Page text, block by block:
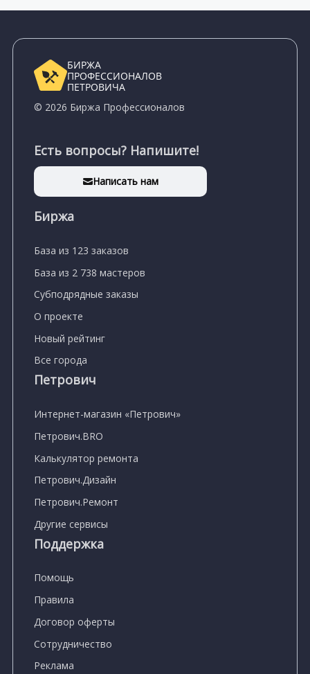
БИРЖА
ПРОФЕССИОНАЛОВ
ПЕТРОВИЧА
© 2026 Биржа Профессионалов
Есть вопросы? Напишите!
Написать нам
Биржа
База из 123 заказов
База из 2 738 мастеров
Субподрядные заказы
О проекте
Новый рейтинг
Все города
Петрович
Интернет-магазин «Петрович»
Петрович.BRO
Калькулятор ремонта
Петрович.Дизайн
Петрович.Ремонт
Другие сервисы
Поддержка
Помощь
Правила
Договор оферты
Сотрудничество
Реклама